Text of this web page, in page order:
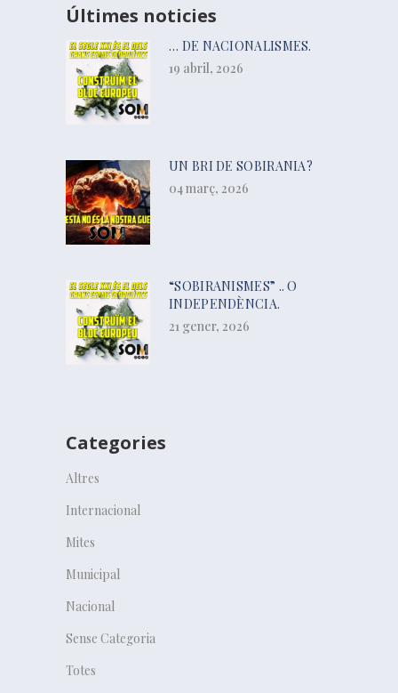
Últimes noticies
… DE NACIONALISMES.
19 abril, 2026
UN BRI DE SOBIRANIA?
04 març, 2026
“SOBIRANISMES” .. O
INDEPENDÈNCIA.
21 gener, 2026
Categories
Altres
Internacional
Mites
Municipal
Nacional
Sense Categoria
Totes